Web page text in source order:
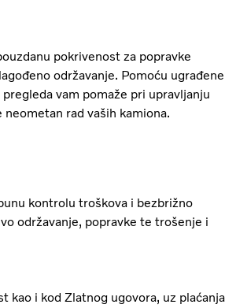
pokrivenost za popravke
održavanje. Pomoću ugrađene
vam pomaže pri upravljanju
rad vaših kamiona.
kontrolu troškova i bezbrižno
održavanje, popravke te trošenje i
kao i kod Zlatnog ugovora, uz plaćanja